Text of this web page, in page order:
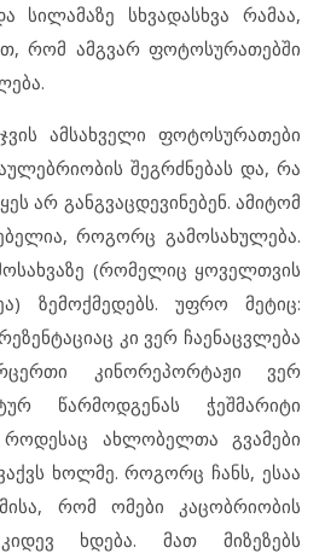
სილამაზე სხვადასხვა რამაა,
რომ ამგვარ ფოტოსურათებში
ამსახველი ფოტოსურათები
შეგრძნებას და, რა
არ განგვაცდევინებენ. ამიტომ
როგორც გამოსახულება.
(რომელიც ყოველთვის
ზემოქმედებს. უფრო მეტიც:
კი ვერ ჩაენაცვლება
კინორეპორტაჟი ვერ
წარმოდგენას ჭეშმარიტი
როდესაც ახლობელთა გვამები
ხოლმე. როგორც ჩანს, ესაა
რომ ომები კაცობრიობის
ხდება. მათ მიზეზებს